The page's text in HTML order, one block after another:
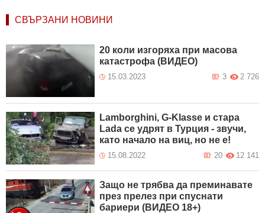
СВЪРЗАНИ НОВИНИ
20 коли изгоряха при масова
катастрофа (ВИДЕО)
15.03.2023 2 726
3
Lamborghini, G-Klasse и стара
Lada се удрят в Турция - звучи,
като начало на виц, но не е!
15.08.2022 12 141
20
Защо не трябва да преминавате
през прелез при спуснати
бариери (ВИДЕО 18+)